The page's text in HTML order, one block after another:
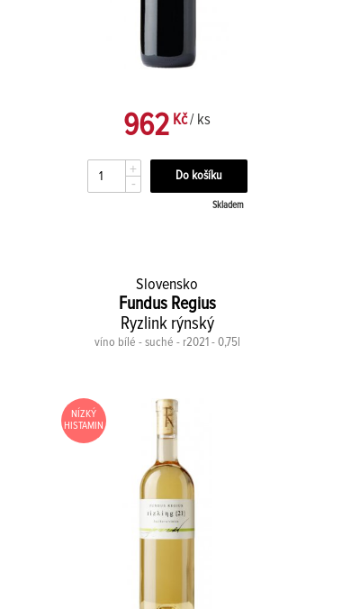
962 Kč/ ks
+
-
Skladem
Slovensko
Fundus Regius
Ryzlink rýnský
víno bílé - suché - r2021 - 0,75l
NÍZKÝ
HISTAMIN